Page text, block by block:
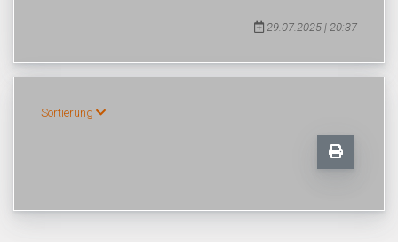
29.07.2025 | 20:37
Sortierung